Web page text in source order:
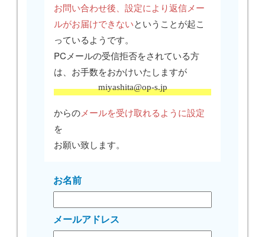
お問い合わせ後、設定により返信メー
ルがお届けできないということが起こ
っているようです。
PCメールの受信拒否をされている方
は、お手数をおかけいたしますが
miyashita@op-s.jp
からのメールを受け取れるように設定
を
お願い致します。
お名前
メールアドレス